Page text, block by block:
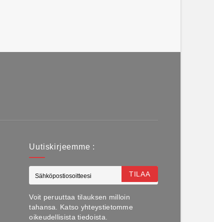
Uutiskirjeemme :
TILAA
Voit peruuttaa tilauksen milloin
tahansa. Katso yhteystietomme
oikeudellisista tiedoista.